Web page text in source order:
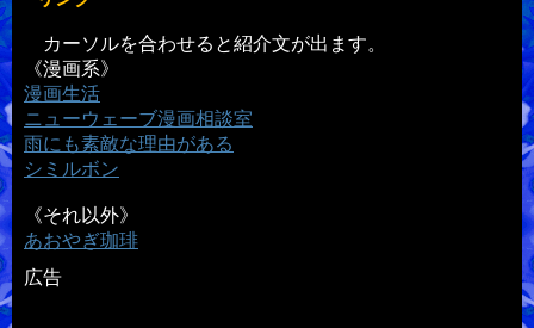
カーソルを合わせると紹介文が出ます。
《漫画系》
漫画生活
ニューウェーブ漫画相談室
雨にも素敵な理由がある
シミルボン
《それ以外》
あおやぎ珈琲
広告